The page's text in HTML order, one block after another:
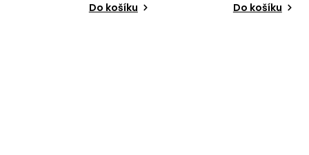
Do košíku Do košíku